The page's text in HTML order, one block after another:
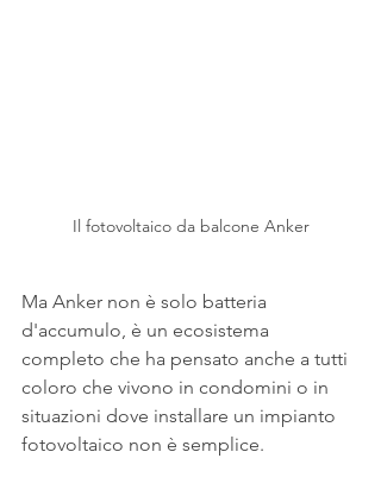
Il fotovoltaico da balcone Anker
Ma Anker non è solo batteria
d'accumulo, è un ecosistema
completo che ha pensato anche a tutti
coloro che vivono in condomini o in
situazioni dove installare un impianto
fotovoltaico non è semplice.